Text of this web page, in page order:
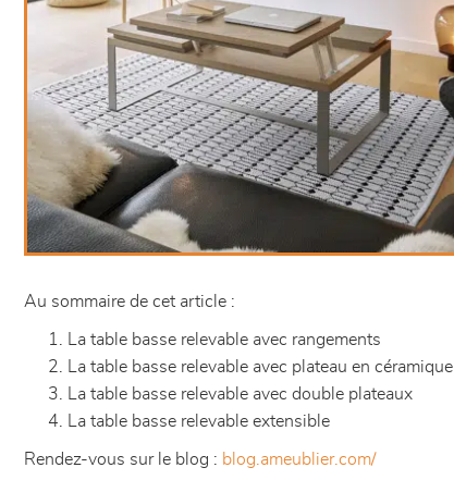
Au sommaire de cet article :
La table basse relevable avec rangements
La table basse relevable avec plateau en céramique
La table basse relevable avec double plateaux
La table basse relevable extensible
Rendez-vous sur le blog : blog.ameublier.com/